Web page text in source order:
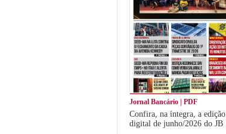
Jornal Bancário | PDF
Confira, na íntegra, a edição
digital de junho/2026 do JB